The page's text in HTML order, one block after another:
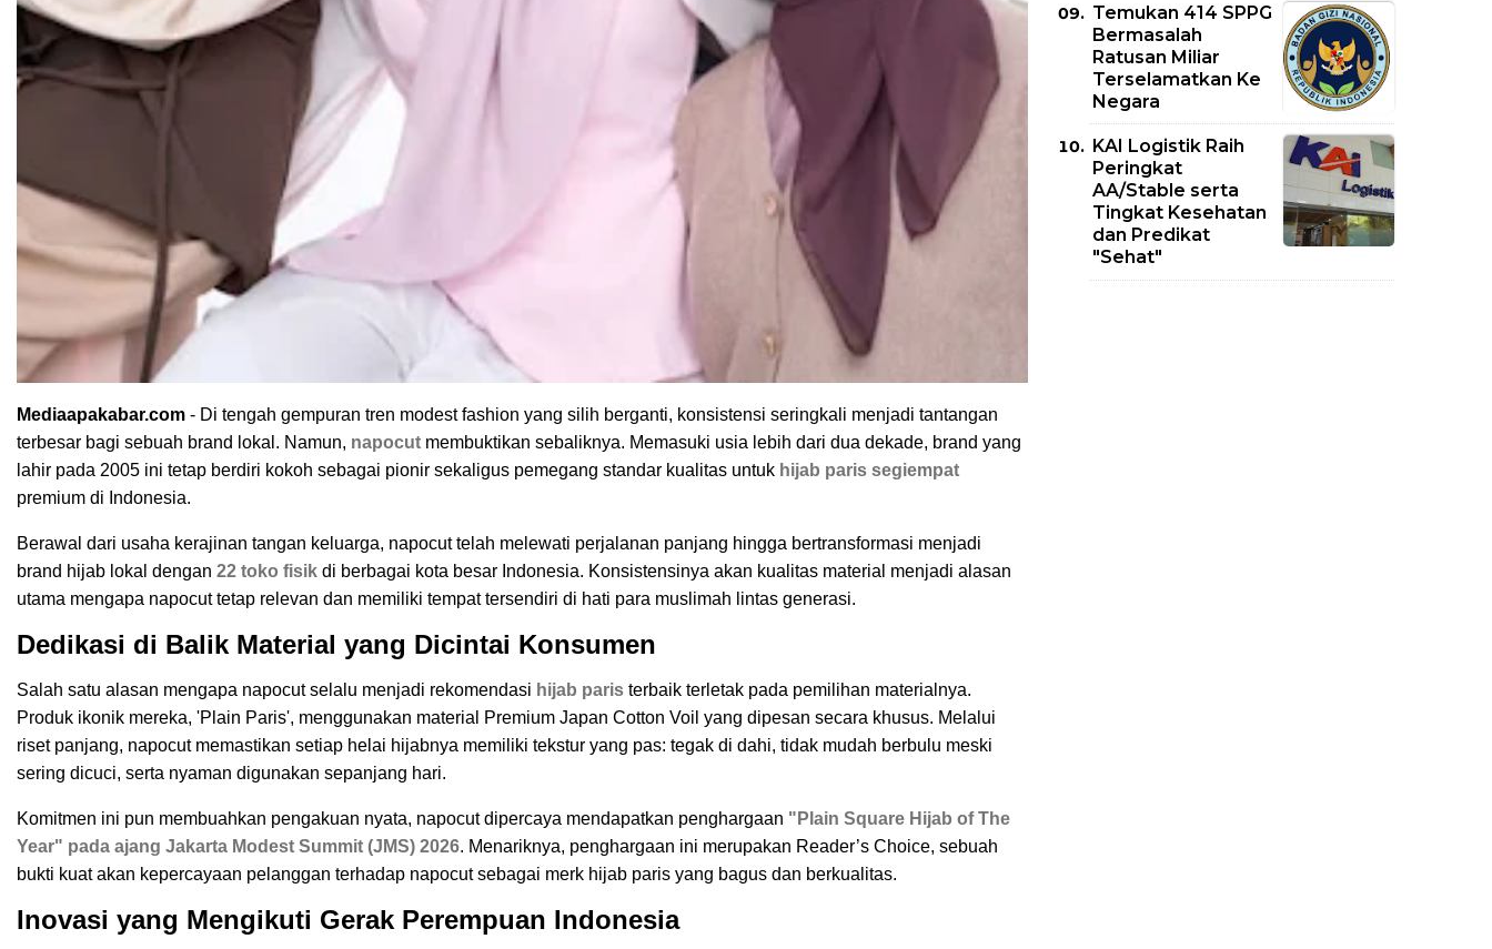
Mediaapakabar.com - Di tengah gempuran tren modest fashion yang silih berganti, konsistensi seringkali menjadi tantangan
terbesar bagi sebuah brand lokal. Namun, napocut membuktikan sebaliknya. Memasuki usia lebih dari dua dekade, brand yang
lahir pada 2005 ini tetap berdiri kokoh sebagai pionir sekaligus pemegang standar kualitas untuk hijab paris segiempat
premium di Indonesia.
Berawal dari usaha kerajinan tangan keluarga, napocut telah melewati perjalanan panjang hingga bertransformasi menjadi
brand hijab lokal dengan 22 toko fisik di berbagai kota besar Indonesia. Konsistensinya akan kualitas material menjadi alasan
utama mengapa napocut tetap relevan dan memiliki tempat tersendiri di hati para muslimah lintas generasi.
Dedikasi di Balik Material yang Dicintai Konsumen
Salah satu alasan mengapa napocut selalu menjadi rekomendasi hijab paris terbaik terletak pada pemilihan materialnya.
Produk ikonik mereka, 'Plain Paris', menggunakan material Premium Japan Cotton Voil yang dipesan secara khusus. Melalui
riset panjang, napocut memastikan setiap helai hijabnya memiliki tekstur yang pas: tegak di dahi, tidak mudah berbulu meski
sering dicuci, serta nyaman digunakan sepanjang hari.
Komitmen ini pun membuahkan pengakuan nyata, napocut dipercaya mendapatkan penghargaan "Plain Square Hijab of The
Year" pada ajang Jakarta Modest Summit (JMS) 2026. Menariknya, penghargaan ini merupakan Reader’s Choice, sebuah
bukti kuat akan kepercayaan pelanggan terhadap napocut sebagai merk hijab paris yang bagus dan berkualitas.
Inovasi yang Mengikuti Gerak Perempuan Indonesia
Temukan 414 SPPG
Bermasalah
Ratusan Miliar
Terselamatkan Ke
Negara
KAI Logistik Raih
Peringkat
AA/Stable serta
Tingkat Kesehatan
dan Predikat
"Sehat"